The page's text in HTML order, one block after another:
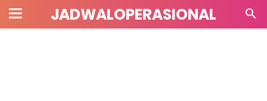
JADWALOPERASIONAL